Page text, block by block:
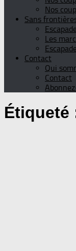
Nos
Sans
Les
Contact
Qui
Contact
Étiqueté